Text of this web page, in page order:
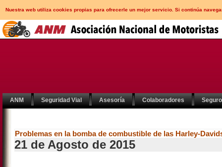
Nuestra web utiliza cookies propias para ofrecerle un mejor servicio. Si continúa
ANM Seguridad Vial Asesoría Colaboradores
Problemas en la bomba de combustible de las Harley-
21 de Agosto de 2015